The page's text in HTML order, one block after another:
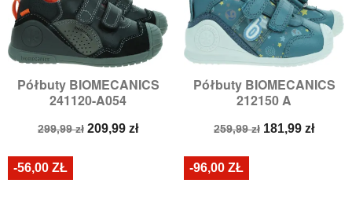
Półbuty BIOMECANICS
241120-A054
Cena
299,99 zł Cena
209,99 zł
Półbuty BIOMECANICS
212150 A
Cena
259,99 zł Cena
181,99 zł
-56,00 ZŁ -96,00 ZŁ